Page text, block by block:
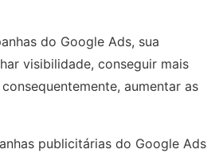
do Google Ads, sua
visibilidade, conseguir mais
aumentar as
publicitárias do Google Ads